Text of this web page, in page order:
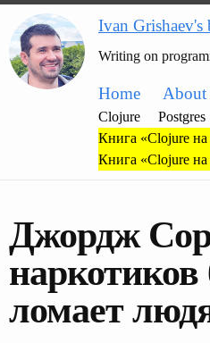
Ivan Grishaev's
Writing on
Home About
Clojure Postgres
Книга «Clojure на
Книга «Clojure на
Джордж
наркотиков
ломает